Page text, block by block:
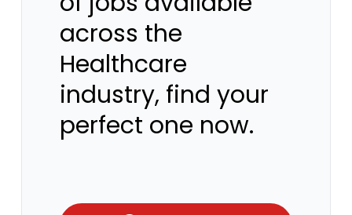
across the
Healthcare
industry, find your
perfect one now.